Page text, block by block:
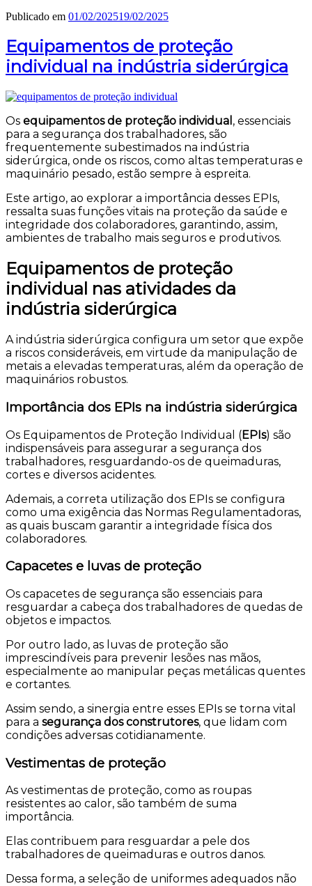
Publicado em 01/02/202519/02/2025
Equipamentos de proteção
individual na indústria siderúrgica
Os equipamentos de proteção individual , essenciais
para a segurança dos trabalhadores, são
frequentemente subestimados na indústria
siderúrgica, onde os riscos, como altas temperaturas e
maquinário pesado, estão sempre à espreita.
Este artigo, ao explorar a importância desses EPIs,
ressalta suas funções vitais na proteção da saúde e
integridade dos colaboradores, garantindo, assim,
ambientes de trabalho mais seguros e produtivos.
Equipamentos de proteção
individual nas atividades da
indústria siderúrgica
A indústria siderúrgica configura um setor que expõe
a riscos consideráveis, em virtude da manipulação de
metais a elevadas temperaturas, além da operação de
maquinários robustos.
Importância dos EPIs na indústria siderúrgica
Os Equipamentos de Proteção Individual (EPIs) são
indispensáveis para assegurar a segurança dos
trabalhadores, resguardando-os de queimaduras,
cortes e diversos acidentes.
Ademais, a correta utilização dos EPIs se configura
como uma exigência das Normas Regulamentadoras,
as quais buscam garantir a integridade física dos
colaboradores.
Capacetes e luvas de proteção
Os capacetes de segurança são essenciais para
resguardar a cabeça dos trabalhadores de quedas de
objetos e impactos.
Por outro lado, as luvas de proteção são
imprescindíveis para prevenir lesões nas mãos,
especialmente ao manipular peças metálicas quentes
e cortantes.
Assim sendo, a sinergia entre esses EPIs se torna vital
para a segurança dos construtores, que lidam com
condições adversas cotidianamente.
Vestimentas de proteção
As vestimentas de proteção, como as roupas
resistentes ao calor, são também de suma
importância.
Elas contribuem para resguardar a pele dos
trabalhadores de queimaduras e outros danos.
Dessa forma, a seleção de uniformes adequados não